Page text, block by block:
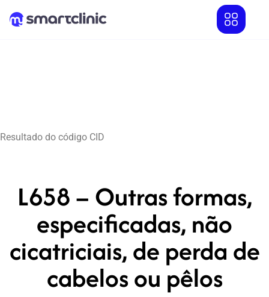
Resultado do código CID
L658 – Outras formas,
especificadas, não
cicatriciais, de perda de
cabelos ou pêlos